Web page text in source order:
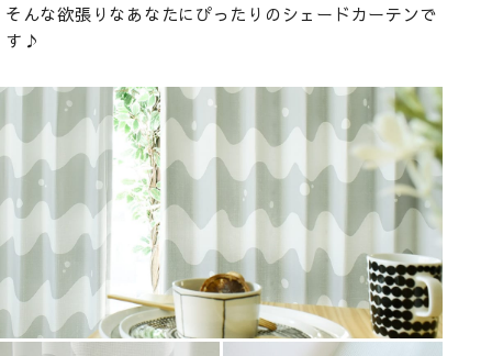
そんな欲張りなあなたにぴったりのシェードカーテンで
す♪